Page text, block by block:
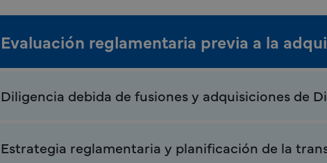
Evaluación reglamentaria previa a la
Diligencia debida de fusiones y adquisiciones de
Estrategia reglamentaria y planificación de la